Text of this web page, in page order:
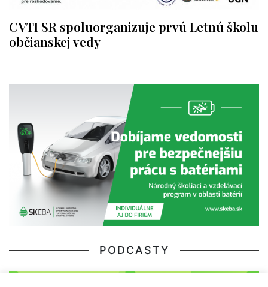
CVTI SR spoluorganizuje prvú Letnú školu
občianskej vedy
PODCASTY